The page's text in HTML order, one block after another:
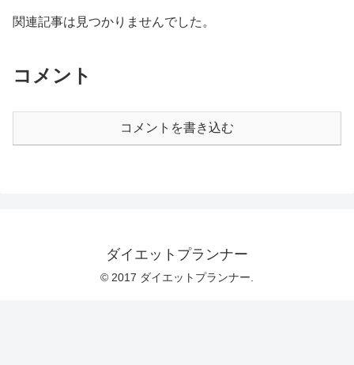
関連記事は見つかりませんでした。
コメント
コメントを書き込む
ダイエットプランナー
© 2017 ダイエットプランナー.